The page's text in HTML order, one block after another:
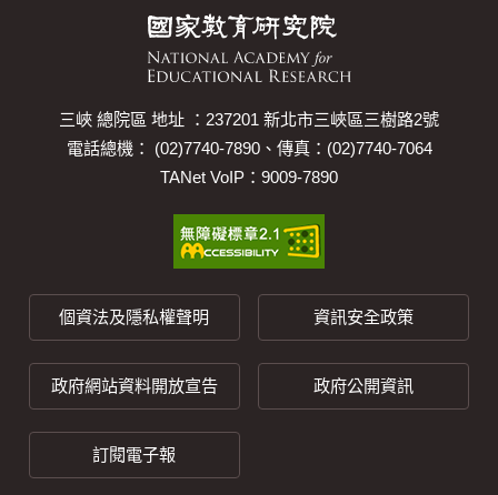
三峽 總院區 地址 ：237201 新北市三峽區三樹路2號
電話總機： (02)7740-7890、傳真：(02)7740-7064
TANet VoIP：9009-7890
個資法及隱私權聲明 資訊安全政策
政府網站資料開放宣告 政府公開資訊
訂閱電子報